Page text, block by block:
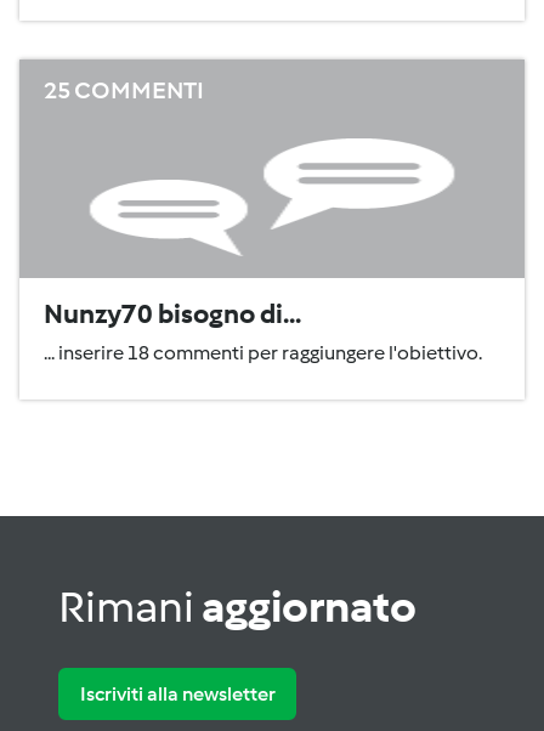
25 COMMENTI
Nunzy70 bisogno di...
... inserire 18 commenti per raggiungere l'obiettivo.
Rimani aggiornato
Iscriviti alla newsletter